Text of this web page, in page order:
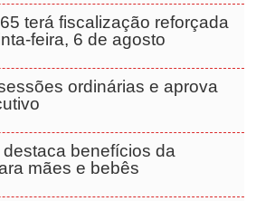
terá fiscalização reforçada
feira, 6 de agosto
ordinárias e aprova
benefícios da
mães e bebês